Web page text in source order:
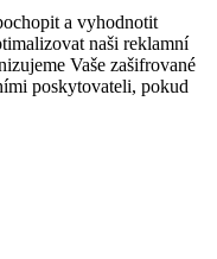
a vyhodnotit
naši reklamní
Vaše zašifrované
poskytovateli, pokud